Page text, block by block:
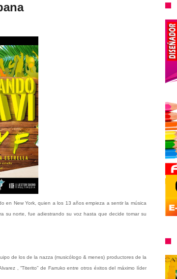
en New York, quien a los 13 años empieza a sentir la música
su norte, fue adiestrando su voz hasta que decide tomar su
de los de la nazza (musicólogo & menes) productores de la
, “Titerito” de Farruko entre otros éxitos del máximo líder